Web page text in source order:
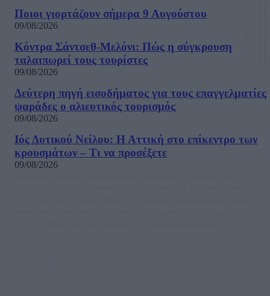
Ποιοι γιορτάζουν σήμερα 9 Αυγούστου
09/08/2026
Κόντρα Σάντσεθ-Μελόνι: Πώς η σύγκρουση
ταλαιπωρεί τους τουρίστες
09/08/2026
Δεύτερη πηγή εισοδήματος για τους επαγγελματίες
ψαράδες ο αλιευτικός τουρισμός
09/08/2026
Ιός Δυτικού Νείλου: Η Αττική στο επίκεντρο των
κρουσμάτων – Τι να προσέξετε
09/08/2026